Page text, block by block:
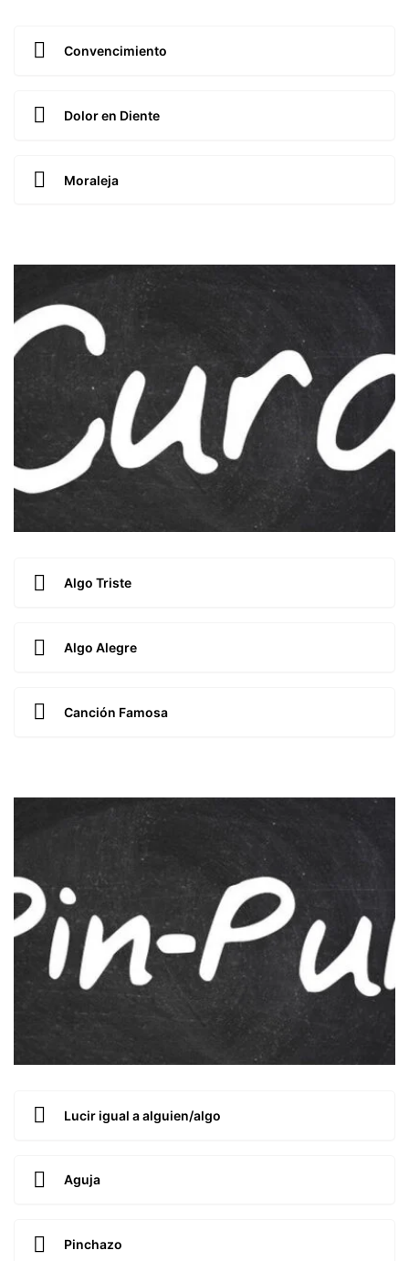
Convencimiento
Dolor en Diente
Moraleja
Algo Triste
Algo Alegre
Canción Famosa
Lucir igual a alguien/algo
Aguja
Pinchazo